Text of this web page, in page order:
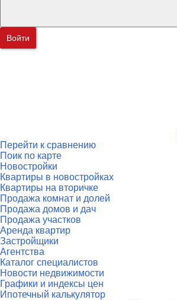
Войти
Перейти к сравнению
Поик по карте
Новостройки
Квартиры в новостройках
Квартиры на вторичке
Продажа комнат и долей
Продажа домов и дач
Продажа участков
Аренда квартир
Застройщики
Агентства
Каталог специалистов
Новости недвижимости
Графики и индексы цен
Ипотечный калькулятор